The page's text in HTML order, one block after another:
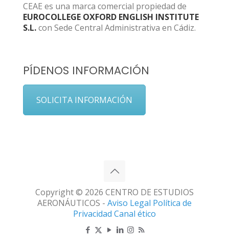
CEAE es una marca comercial propiedad de
EUROCOLLEGE OXFORD ENGLISH INSTITUTE
S.L.con Sede Central Administrativa en Cádiz.
PÍDENOS INFORMACIÓN
SOLICITA INFORMACIÓN
Copyright © 2026 CENTRO DE ESTUDIOS
AERONÁUTICOS - Aviso Legal Política de
Privacidad Canal ético